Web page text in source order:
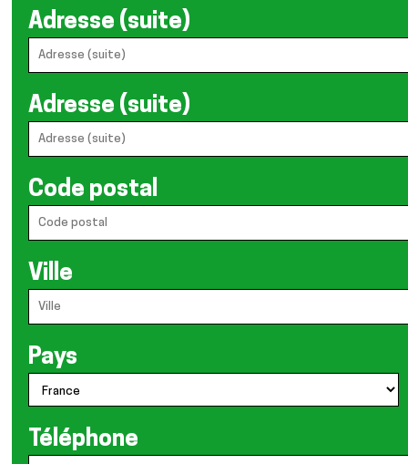
Adresse (suite)
Adresse (suite)
Code postal
Ville
Pays
Téléphone